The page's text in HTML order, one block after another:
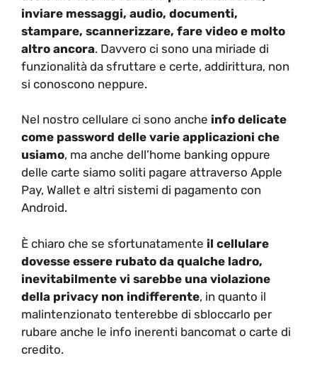
inviare messaggi, audio, documenti,
stampare, scannerizzare, fare video e molto
altro ancora. Davvero ci sono una miriade di
funzionalità da sfruttare e certe, addirittura, non
si conoscono neppure.
Nel nostro cellulare ci sono anche info delicate
come password delle varie applicazioni che
usiamo, ma anche dell’home banking oppure
delle carte siamo soliti pagare attraverso Apple
Pay, Wallet e altri sistemi di pagamento con
Android.
È chiaro che se sfortunatamente il cellulare
dovesse essere rubato da qualche ladro,
inevitabilmente vi sarebbe una violazione
della privacy non indifferente, in quanto il
malintenzionato tenterebbe di sbloccarlo per
rubare anche le info inerenti bancomat o carte di
credito.